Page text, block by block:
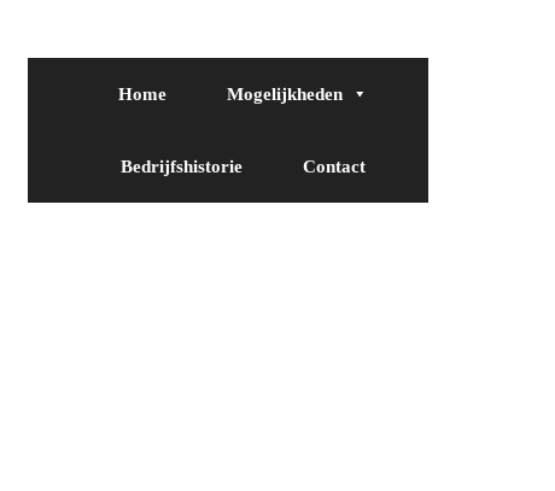
Home Mogelijkheden
Bedrijfshistorie Contact